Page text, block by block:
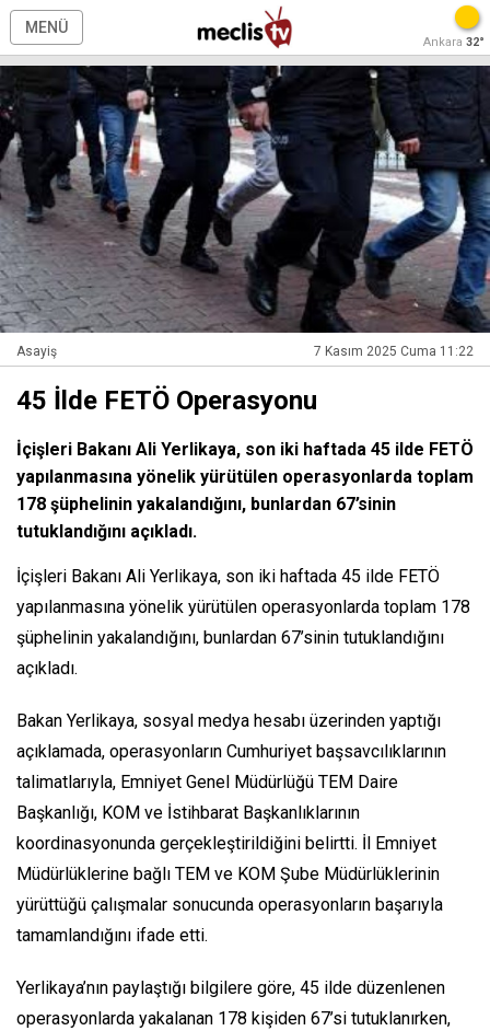
MENÜ
Ankara 32°
Asayiş 7 Kasım 2025 Cuma 11:22
45 İlde FETÖ Operasyonu
İçişleri Bakanı Ali Yerlikaya, son iki haftada 45 ilde FETÖ
yapılanmasına yönelik yürütülen operasyonlarda toplam
178 şüphelinin yakalandığını, bunlardan 67’sinin
tutuklandığını açıkladı.
İçişleri Bakanı Ali Yerlikaya, son iki haftada 45 ilde FETÖ
yapılanmasına yönelik yürütülen operasyonlarda toplam 178
şüphelinin yakalandığını, bunlardan 67’sinin tutuklandığını
açıkladı.
Bakan Yerlikaya, sosyal medya hesabı üzerinden yaptığı
açıklamada, operasyonların Cumhuriyet başsavcılıklarının
talimatlarıyla, Emniyet Genel Müdürlüğü TEM Daire
Başkanlığı, KOM ve İstihbarat Başkanlıklarının
koordinasyonunda gerçekleştirildiğini belirtti. İl Emniyet
Müdürlüklerine bağlı TEM ve KOM Şube Müdürlüklerinin
yürüttüğü çalışmalar sonucunda operasyonların başarıyla
tamamlandığını ifade etti.
Yerlikaya’nın paylaştığı bilgilere göre, 45 ilde düzenlenen
operasyonlarda yakalanan 178 kişiden 67’si tutuklanırken,